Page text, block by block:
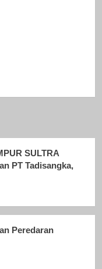
SULTRA
PT Tadisangka,
Peredaran